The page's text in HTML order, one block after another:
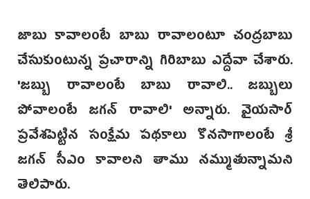
జాబు కావాలంటే బాబు రావాలంటూ చంద్రబాబు
చేసుకుంటున్న ప్రచారాన్ని గిరిబాబు ఎద్దేవా చేశారు.
'జబ్బు రావాలంటే బాబు రావాలి.. జబ్బులు
పోవాలంటే జగన్ రావాలి‌' అన్నారు. వైయసార్
ప్రవేశపెట్టిన సంక్షేమ పథకాలు కొనసాగాలంటే‌ శ్రీ
జగన్ సీఎం కావాలని తాము నమ్ముతున్నామని
తెలిపారు.